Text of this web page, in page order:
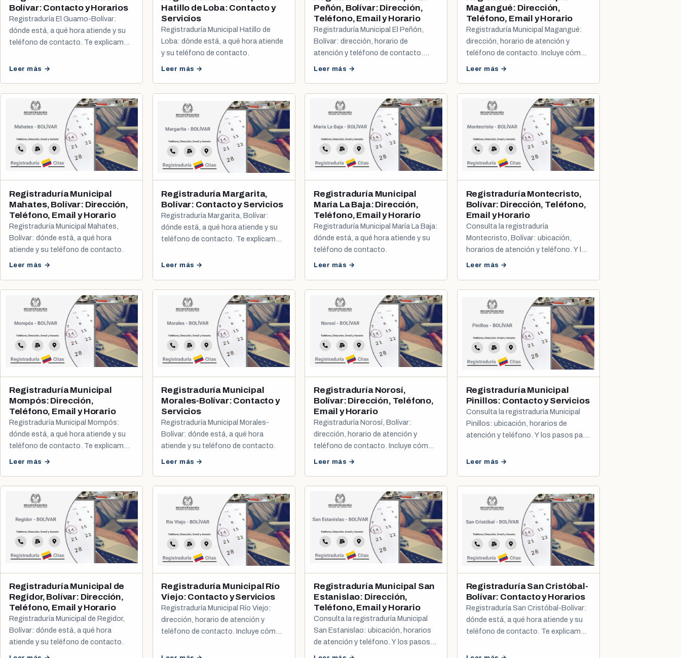
Bolívar: Contacto y Horarios
Registraduría El Guamo-Bolívar:
dónde está, a qué hora atiende y su
teléfono de contacto. Te explicamos
registro civil.
Leer más →
Hatillo de Loba: Contacto y
Servicios
Registraduría Municipal Hatillo de
Loba: dónde está, a qué hora atiende
y su teléfono de contacto.
Leer más →
Peñón, Bolívar: Dirección,
Teléfono, Email y Horario
Registraduría Municipal El Peñón,
Bolívar: dirección, horario de
atención y teléfono de contacto.
Incluye cómo sacar tu cita de cédula
Leer más →
Magangué: Dirección,
Teléfono, Email y Horario
Registraduría Municipal Magangué:
dirección, horario de atención y
teléfono de contacto. Incluye cómo
sacar tu cita de cédula y registro civil.
Leer más →
Registraduría Municipal
Mahates, Bolívar: Dirección,
Teléfono, Email y Horario
Registraduría Municipal Mahates,
Bolívar: dónde está, a qué hora
atiende y su teléfono de contacto.
Leer más →
Registraduría Margarita,
Bolívar: Contacto y Servicios
Registraduría Margarita, Bolívar:
dónde está, a qué hora atiende y su
teléfono de contacto. Te explicamos
registro civil.
Leer más →
Registraduría Municipal
María La Baja: Dirección,
Teléfono, Email y Horario
Registraduría Municipal María La Baja:
dónde está, a qué hora atiende y su
teléfono de contacto.
Leer más →
Registraduría Montecristo,
Bolívar: Dirección, Teléfono,
Email y Horario
Consulta la registraduría
Montecristo, Bolívar: ubicación,
horarios de atención y teléfono. Y los
pasos para programar tu cita de
Leer más →
Registraduría Municipal
Mompós: Dirección,
Teléfono, Email y Horario
Registraduría Municipal Mompós:
dónde está, a qué hora atiende y su
teléfono de contacto. Te explicamos
Leer más →
Registraduría Municipal
Morales-Bolívar: Contacto y
Servicios
Registraduría Municipal Morales-
Bolívar: dónde está, a qué hora
atiende y su teléfono de contacto.
Leer más →
Registraduría Norosí,
Bolívar: Dirección, Teléfono,
Email y Horario
Registraduría Norosí, Bolívar:
dirección, horario de atención y
teléfono de contacto. Incluye cómo
Leer más →
Registraduría Municipal
Pinillos: Contacto y Servicios
Consulta la registraduría Municipal
Pinillos: ubicación, horarios de
atención y teléfono. Y los pasos para
registro civil.
Leer más →
Registraduría Municipal de
Regidor, Bolívar: Dirección,
Teléfono, Email y Horario
Registraduría Municipal de Regidor,
Bolívar: dónde está, a qué hora
atiende y su teléfono de contacto.
Registraduría Municipal Río
Viejo: Contacto y Servicios
Registraduría Municipal Río Viejo:
dirección, horario de atención y
teléfono de contacto. Incluye cómo
Registraduría Municipal San
Estanislao: Dirección,
Teléfono, Email y Horario
Consulta la registraduría Municipal
San Estanislao: ubicación, horarios
de atención y teléfono. Y los pasos
para programar tu cita de cédula o
Registraduría San Cristóbal-
Bolívar: Contacto y Horarios
Registraduría San Cristóbal-Bolívar:
dónde está, a qué hora atiende y su
teléfono de contacto. Te explicamos
registro civil.